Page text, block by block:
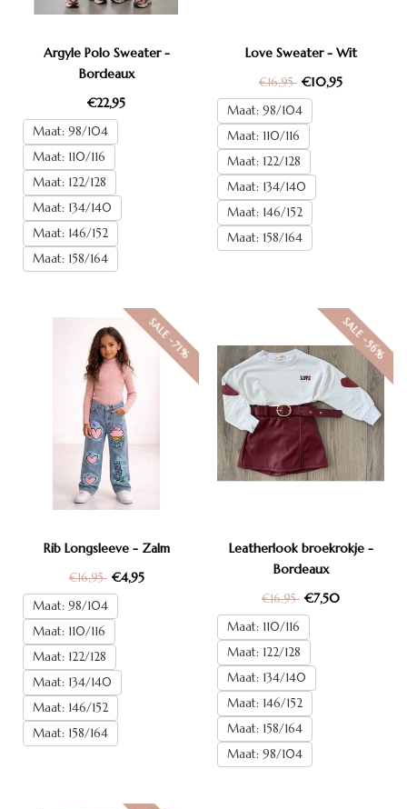
Argyle Polo Sweater -
Bordeaux
€22,95
Maat: 98/104
Maat: 110/116
Maat: 122/128
Maat: 134/140
Maat: 146/152
Maat: 158/164
Love Sweater - Wit
€16,95 €10,95
Maat: 98/104
Maat: 110/116
Maat: 122/128
Maat: 134/140
Maat: 146/152
Maat: 158/164
SALE -71%
Rib Longsleeve - Zalm
€16,95 €4,95
Maat: 98/104
Maat: 110/116
Maat: 122/128
Maat: 134/140
Maat: 146/152
Maat: 158/164
SALE -56%
Leatherlook broekrokje -
Bordeaux
€16,95 €7,50
Maat: 110/116
Maat: 122/128
Maat: 134/140
Maat: 146/152
Maat: 158/164
Maat: 98/104